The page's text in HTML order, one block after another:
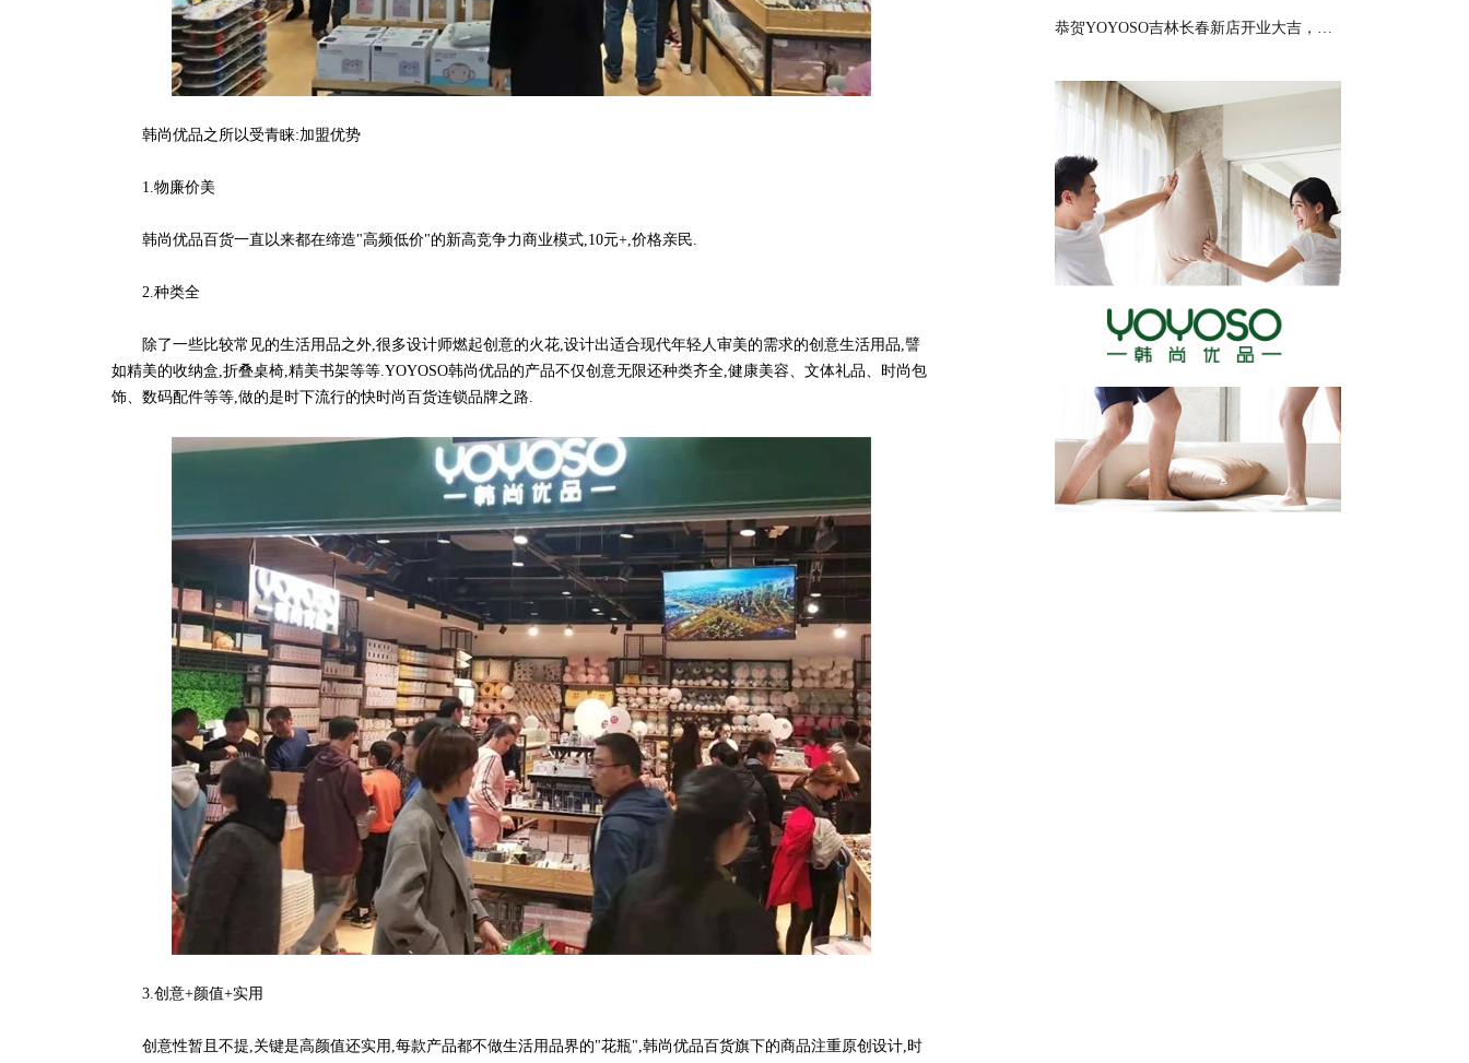
韩尚优品之所以受青睐:加盟优势
1.物廉价美
韩尚优品百货一直以来都在缔造"高频低价"的新高竞争力商业模式,10元+,价格亲民.
2.种类全
除了一些比较常见的生活用品之外,很多设计师燃起创意的火花,设计出适合现代年轻人审美的需求的创意生活用品,譬
如精美的收纳盒,折叠桌椅,精美书架等等.YOYOSO韩尚优品的产品不仅创意无限还种类齐全,健康美容、文体礼品、时尚包
饰、数码配件等等,做的是时下流行的快时尚百货连锁品牌之路.
3.创意+颜值+实用
创意性暂且不提,关键是高颜值还实用,每款产品都不做生活用品界的"花瓶",韩尚优品百货旗下的商品注重原创设计,时
恭贺YOYOSO吉林长春新店开业大吉，大卖特卖